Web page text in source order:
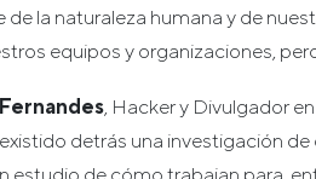
la naturaleza humana y de
equipos y organizaciones,
, Hacker y Divulgador
detrás una investigación
estudio de cómo trabajan para,